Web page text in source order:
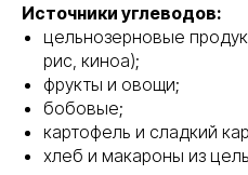
Источники углеводов:
цельнозерновые
рис, киноа);
фрукты и овощи;
бобовые;
картофель и сладкий
хлеб и макароны из